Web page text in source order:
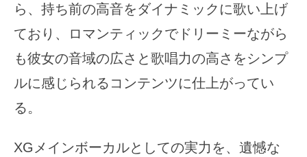
ら、持ち前の高音をダイナミックに歌い上げ
ており、ロマンティックでドリーミーながら
も彼女の音域の広さと歌唱力の高さをシンプ
ルに感じられるコンテンツに仕上がってい
る。
XGメインボーカルとしての実力を、遺憾な